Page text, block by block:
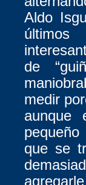
Aldo
últimos
de
medir
aunque
que se